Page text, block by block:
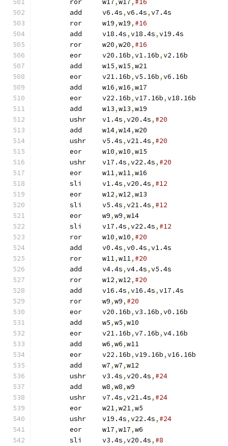
	ror	w17
,w17, #16
	add	v6.4s
,v6.4s,v7.4s
	ror	w19
,w19, #16
	add	v18.4s
,v18.4s,v19.4s
	ror	w20
,w20, #16
	eor	v20.16b
,v1.16b,v2.16b
	add	w15
,w15,w21
	eor	v21.16b
,v5.16b,v6.16b
	add	w16
,w16,w17
	eor	v22.16b
,v17.16b,v18.16b
	add	w13
,w13,w19
	ushr	v1.4s
,v20.4s, #20
	add	w14
,w14,w20
	ushr	v5.4s
,v21.4s, #20
	eor	w10
,w10,w15
	ushr	v17.4s
,v22.4s, #20
	eor	w11
,w11,w16
	sli	v1.4s
,v20.4s, #12
	eor	w12
,w12,w13
	sli	v5.4s
,v21.4s, #12
	eor	w9
,w9,w14
	sli	v17.4s
,v22.4s, #12
	ror	w10
,w10, #20
	add	v0.4s
,v0.4s,v1.4s
	ror	w11
,w11, #20
	add	v4.4s
,v4.4s,v5.4s
	ror	w12
,w12, #20
	add	v16.4s
,v16.4s,v17.4s
	ror	w9
,w9, #20
	eor	v20.16b
,v3.16b,v0.16b
	add	w5
,w5,w10
	eor	v21.16b
,v7.16b,v4.16b
	add	w6
,w6,w11
	eor	v22.16b
,v19.16b,v16.16b
	add	w7
,w7,w12
	ushr	v3.4s
,v20.4s, #24
	add	w8
,w8,w9
	ushr	v7.4s
,v21.4s, #24
	eor	w21
,w21,w5
	ushr	v19.4s
,v22.4s, #24
	eor	w17
,w17,w6
	sli	v3.4s
,v20.4s, #8